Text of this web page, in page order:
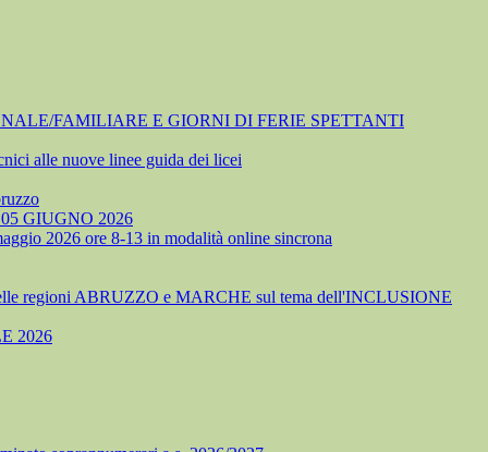
FAMILIARE E GIORNI DI FERIE SPETTANTI
alle nuove linee guida dei licei
GIUGNO 2026
2026 ore 8-13 in modalità online sincrona
regioni ABRUZZO e MARCHE sul tema dell'INCLUSIONE
2026